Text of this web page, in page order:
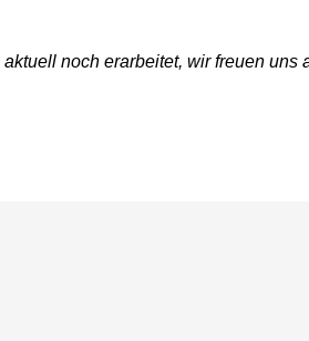
noch erarbeitet, wir freuen uns